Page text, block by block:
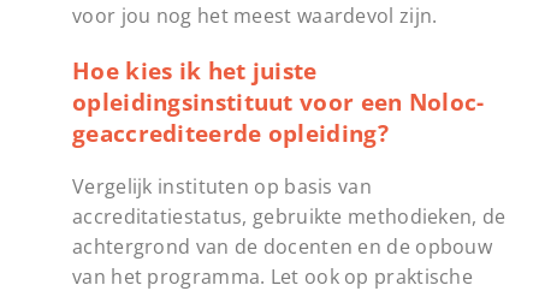
voor jou nog het meest waardevol zijn.
Hoe kies ik het juiste
opleidingsinstituut voor een Noloc-
geaccrediteerde opleiding?
Vergelijk instituten op basis van
accreditatiestatus, gebruikte methodieken, de
achtergrond van de docenten en de opbouw
van het programma. Let ook op praktische